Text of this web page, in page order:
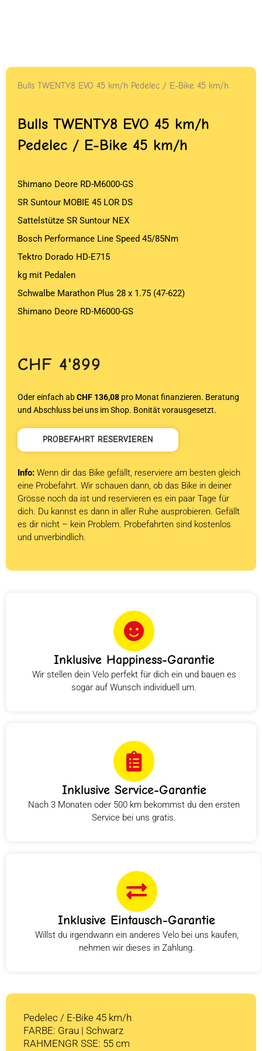
Bulls TWENTY8 EVO 45 km/h Pedelec / E-Bike 45 km/h
Bulls TWENTY8 EVO 45 km/h
Pedelec / E-Bike 45 km/h
Shimano Deore RD-M6000-GS
SR Suntour MOBIE 45 LOR DS
Sattelstütze SR Suntour NEX
Bosch Performance Line Speed 45/85Nm
Tektro Dorado HD-E715
kg mit Pedalen
Schwalbe Marathon Plus 28 x 1.75 (47-622)
Shimano Deore RD-M6000-GS
CHF 4'899
Oder einfach abCHF 136,08 pro Monat finanzieren. Beratung
und Abschluss bei uns im Shop. Bonität vorausgesetzt.
PROBEFAHRT RESERVIEREN
Info: Wenn dir das Bike gefällt, reserviere am besten gleich
eine Probefahrt. Wir schauen dann, ob das Bike in deiner
Grösse noch da ist und reservieren es ein paar Tage für
dich. Du kannst es dann in aller Ruhe ausprobieren. Gefällt
es dir nicht – kein Problem. Probefahrten sind kostenlos
und unverbindlich.
Inklusive Happiness-Garantie
Wir stellen dein Velo perfekt für dich ein und bauen es
sogar auf Wunsch individuell um.
Inklusive Service-Garantie
Nach 3 Monaten oder 500 km bekommst du den ersten
Service bei uns gratis.
Inklusive Eintausch-Garantie
Willst du irgendwann ein anderes Velo bei uns kaufen,
nehmen wir dieses in Zahlung.
Pedelec / E-Bike 45 km/h
FARBE: Grau | Schwarz
RAHMENGR SSE: 55 cm